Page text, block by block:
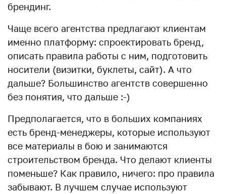
брендинг.
Чаще всего агентства предлагают клиентам
именно платформу: спроектировать бренд,
описать правила работы с ним, подготовить
носители (визитки, буклеты, сайт). А что
дальше? Большинство агентств совершенно
без понятия, что дальше :-)
Предполагается, что в больших компаниях
есть бренд-менеджеры, которые используют
все материалы в бою и занимаются
строительством бренда. Что делают клиенты
поменьше? Как правило, ничего: про правила
забывают. В лучшем случае используют